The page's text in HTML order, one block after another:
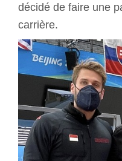
décidé de faire une
carrière.